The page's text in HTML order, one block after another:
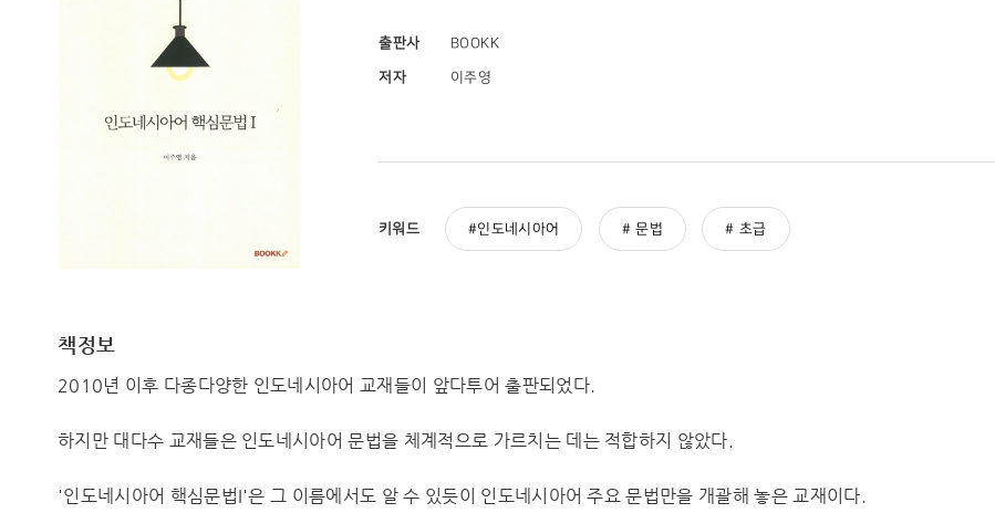
출판사 BOOKK
저자 이주영
키워드 인도네시아어 문법 초급
책정보
2010년 이후 다종다양한 인도네시아어 교재들이 앞다투어 출판되었다.
하지만 대다수 교재들은 인도네시아어 문법을 체계적으로 가르치는 데는 적합하지 않았다.
'인도네시아어 핵심문법I'은 그 이름에서도 알 수 있듯이 인도네시아어 주요 문법만을 개괄해 놓은 교재이다.